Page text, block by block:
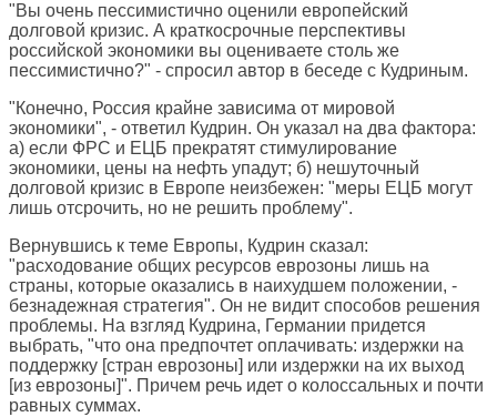
"Вы очень пессимистично оценили европейский
долговой кризис. А краткосрочные перспективы
российской экономики вы оцениваете столь же
пессимистично?" - спросил автор в беседе с Кудриным.
"Конечно, Россия крайне зависима от мировой
экономики", - ответил Кудрин. Он указал на два фактора:
а) если ФРС и ЕЦБ прекратят стимулирование
экономики, цены на нефть упадут; б) нешуточный
долговой кризис в Европе неизбежен: "меры ЕЦБ могут
лишь отсрочить, но не решить проблему".
Вернувшись к теме Европы, Кудрин сказал:
"расходование общих ресурсов еврозоны лишь на
страны, которые оказались в наихудшем положении, -
безнадежная стратегия". Он не видит способов решения
проблемы. На взгляд Кудрина, Германии придется
выбрать, "что она предпочтет оплачивать: издержки на
поддержку [стран еврозоны] или издержки на их выход
[из еврозоны]". Причем речь идет о колоссальных и почти
равных суммах.